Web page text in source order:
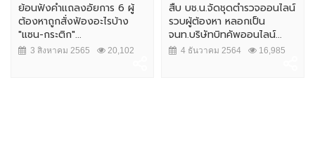
ย้อนฟังคำเเถลงอัยการ 6 ผู้
ต้องหาถูกสั่งฟ้องอะไรบ้าง
"แซน-กระติก"...
3 สิงหาคม 2565 20,102
สืบ บช.น.จัดชุดตำรวจออนไลน์
รวบผู้ต้องหา หลอกเป็น
จนท.บริษัทบิทคัพออนไลน์...
4 ธันวาคม 2564 16,985